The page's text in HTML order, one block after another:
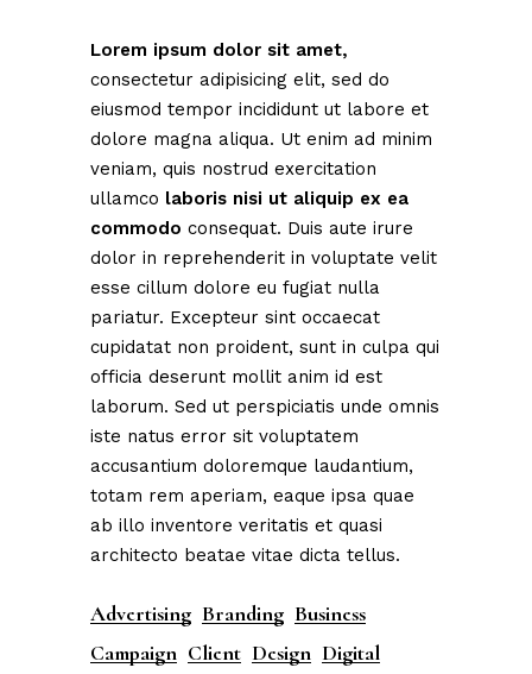
Lorem ipsum dolor sit amet,
consectetur adipisicing elit, sed do
eiusmod tempor incididunt ut labore et
dolore magna aliqua. Ut enim ad minim
veniam, quis nostrud exercitation
ullamco laboris nisi ut aliquip ex ea
commodo consequat. Duis aute irure
dolor in reprehenderit in voluptate velit
esse cillum dolore eu fugiat nulla
pariatur. Excepteur sint occaecat
cupidatat non proident, sunt in culpa qui
officia deserunt mollit anim id est
laborum. Sed ut perspiciatis unde omnis
iste natus error sit voluptatem
accusantium doloremque laudantium,
totam rem aperiam, eaque ipsa quae
ab illo inventore veritatis et quasi
architecto beatae vitae dicta tellus.
Advertising Branding Business
Campaign Client Design Digital